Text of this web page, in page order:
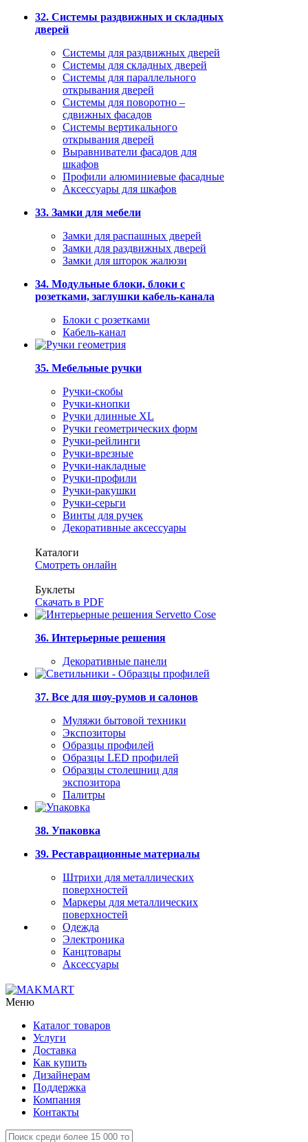
32. Системы раздвижных и складных
дверей
Системы для раздвижных дверей
Системы для складных дверей
Системы для параллельного
открывания дверей
Системы для поворотно –
сдвижных фасадов
Системы вертикального
открывания дверей
Выравниватели фасадов для
шкафов
Профили алюминиевые фасадные
Аксессуары для шкафов
33. Замки для мебели
Замки для распашных дверей
Замки для раздвижных дверей
Замки для шторок жалюзи
34. Модульные блоки, блоки с
розетками, заглушки кабель-канала
Блоки с розетками
Кабель-канал
35. Мебельные ручки
Ручки-скобы
Ручки-кнопки
Ручки длинные XL
Ручки геометрических форм
Ручки-рейлинги
Ручки-врезные
Ручки-накладные
Ручки-профили
Ручки-ракушки
Ручки-серьги
Винты для ручек
Декоративные аксессуары
Каталоги
Смотреть онлайн
Буклеты
Скачать в PDF
36. Интерьерные решения
Декоративные панели
37. Все для шоу-румов и салонов
Муляжи бытовой техники
Экспозиторы
Образцы профилей
Образцы LED профилей
Образцы столешниц для
экспозитора
Палитры
38. Упаковка
39. Реставрационные материалы
Штрихи для металлических
поверхностей
Маркеры для металлических
поверхностей
Одежда
Электроника
Канцтовары
Аксессуары
Меню
Каталог товаров
Услуги
Доставка
Как купить
Дизайнерам
Поддержка
Компания
Контакты